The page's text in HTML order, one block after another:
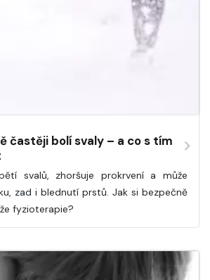
častěji bolí svaly – a co s tím
svalů, zhoršuje prokrvení a může
zad i blednutí prstů. Jak si bezpečně
fyzioterapie?